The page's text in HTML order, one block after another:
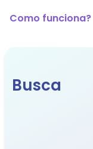
Como funciona?
Busca